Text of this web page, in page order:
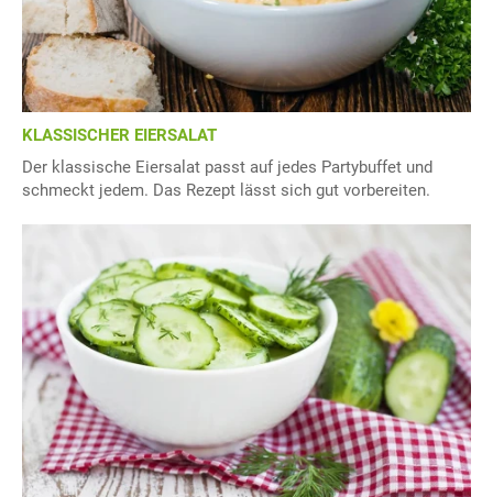
KLASSISCHER EIERSALAT
Der klassische Eiersalat passt auf jedes Partybuffet und
schmeckt jedem. Das Rezept lässt sich gut vorbereiten.